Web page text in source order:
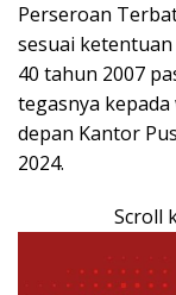
Perseroan
sesuai
40 tahun 2007
tegasnya kepada
depan Kantor
2024.
Scroll